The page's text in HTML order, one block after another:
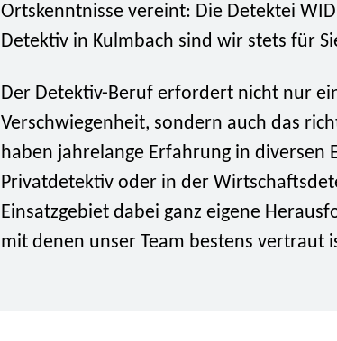
Ortskenntnisse vereint: Die Detektei
Detektiv in Kulmbach sind wir stets für
Der Detektiv-Beruf erfordert nicht nur
Verschwiegenheit, sondern auch das
haben jahrelange Erfahrung in diversen
Privatdetektiv oder in der
Einsatzgebiet dabei ganz eigene
mit denen unser Team bestens vertraut